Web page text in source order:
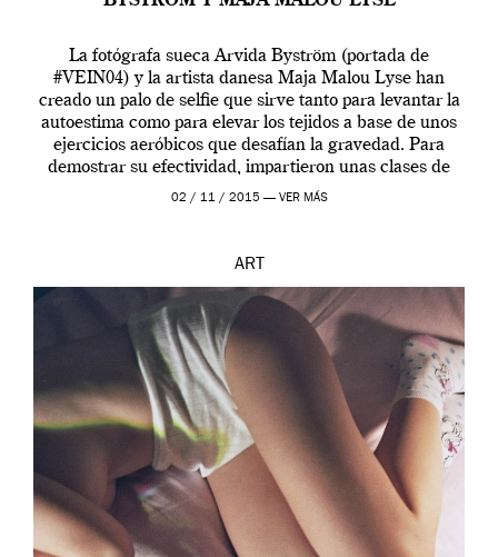
La fotógrafa sueca Arvida Byström (portada de
#VEIN04) y la artista danesa Maja Malou Lyse han
creado un palo de selfie que sirve tanto para levantar la
autoestima como para elevar los tejidos a base de unos
ejercicios aeróbicos que desafían la gravedad. Para
demostrar su efectividad, impartieron unas clases de
prueba en el Tate […]
02 / 11 / 2015 — VER MÁS
ART